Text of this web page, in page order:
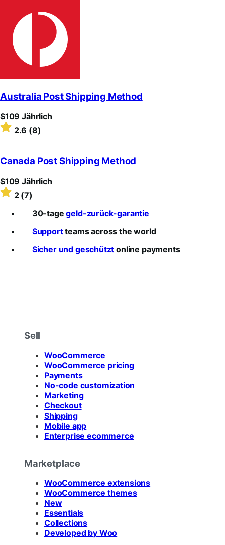
stars
Australia Post Shipping Method
Price
$109
Jährlich
$109Jährlich
Rated
of
5
stars
2.6 (8)
Canada Post Shipping Method
Price
$109
Jährlich
$109Jährlich
Rated
2
out
2 (7)
30-tagegeld-zurück-garantie
Supportteams across the world
Sicher und geschützt online payments
Sell
WooCommerce
WooCommerce pricing
Payments
No-code customization
Marketing
Checkout
Shipping
Mobile app
Enterprise ecommerce
Marketplace
WooCommerce extensions
WooCommerce themes
New
Essentials
Collections
Developed by Woo